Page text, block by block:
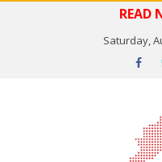
READ
Saturday,